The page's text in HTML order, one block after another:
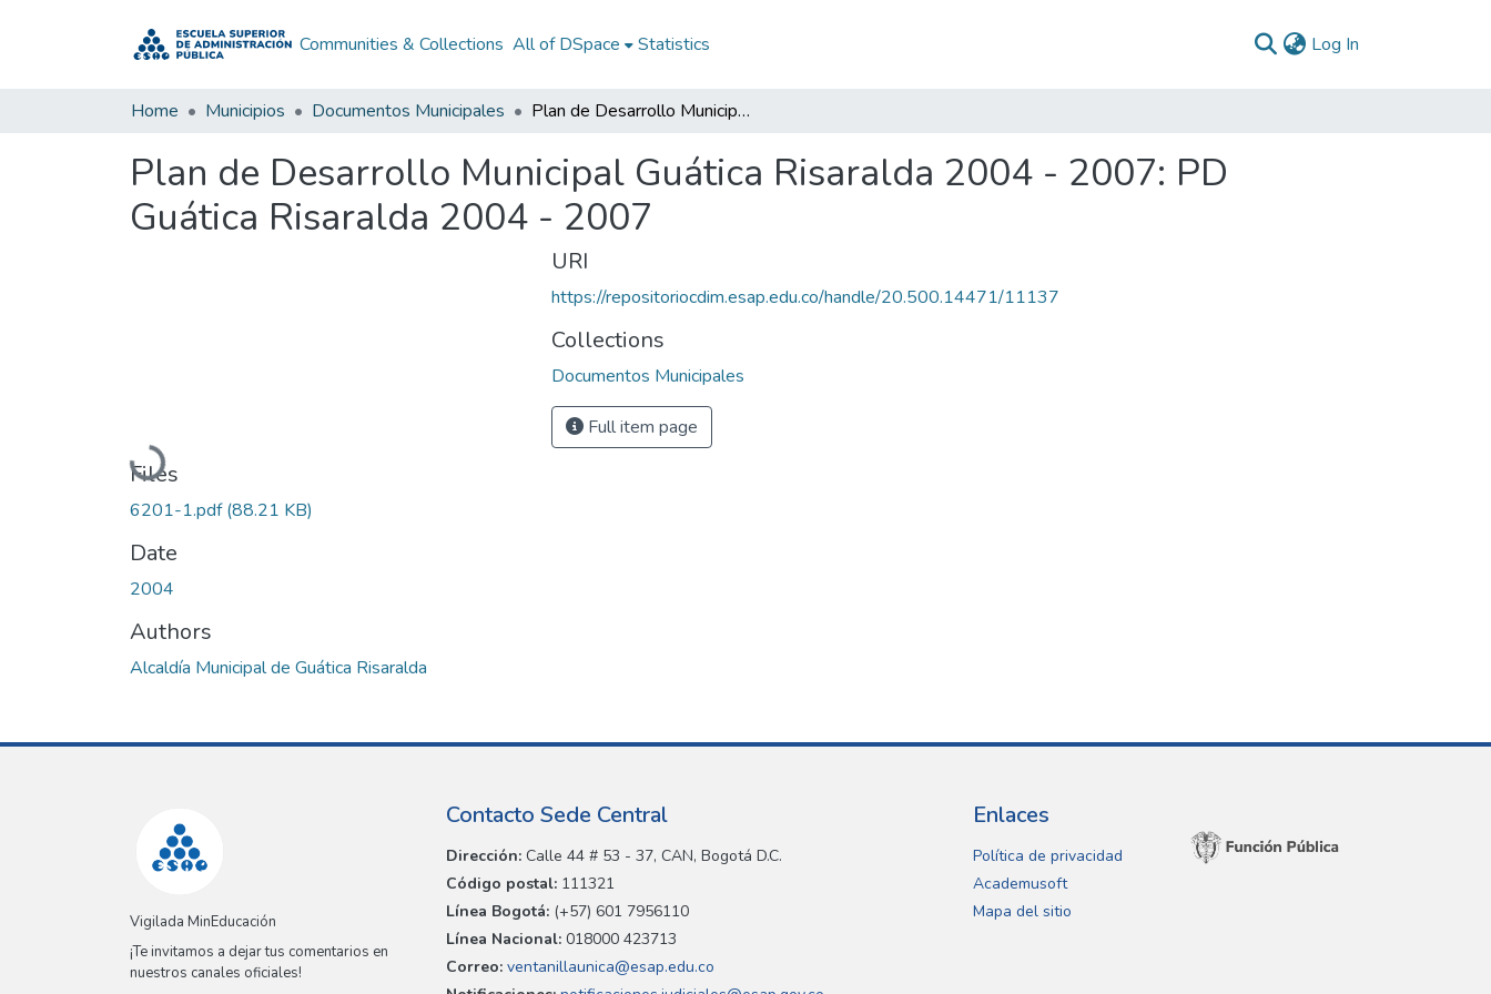
Communities & Collections All of DSpace Statistics Log In
Home Municipios Documentos Municipales Plan de Desarrollo Municipal Guática Risaralda 2004 - 2007: PD Guática Risaralda 2004 - 2007
Plan de Desarrollo Municipal Guática Risaralda 2004 - 2007: PD
Guática Risaralda 2004 - 2007
Loading...
Files
6201-1.pdf(88.21 KB)
Date
2004
Authors
Alcaldía Municipal de Guática Risaralda
URI
https://repositoriocdim.esap.edu.co/handle/20.500.14471/11137
Collections
Documentos Municipales
Full item page
Vigilada MinEducación
¡Te invitamos a dejar tus comentarios en
nuestros canales oficiales!
Contacto Sede Central
Dirección: Calle 44 # 53 - 37, CAN, Bogotá D.C.
Código postal: 111321
Línea Bogotá: (+57) 601 7956110
Línea Nacional: 018000 423713
Correo: ventanillaunica@esap.edu.co
Enlaces
Política de privacidad
Academusoft
Mapa del sitio